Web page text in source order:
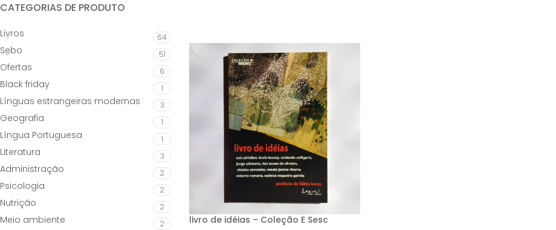
CATEGORIAS DE PRODUTO
Livros 64
Sebo 51
Ofertas 6
Black friday 1
Línguas estrangeiras modernas 3
Geografia 1
Língua Portuguesa 1
Literatura 3
Administração 2
Psicologia 2
Nutrição 2
Meio ambiente 2
livro de idéias – Coleção E Sesc